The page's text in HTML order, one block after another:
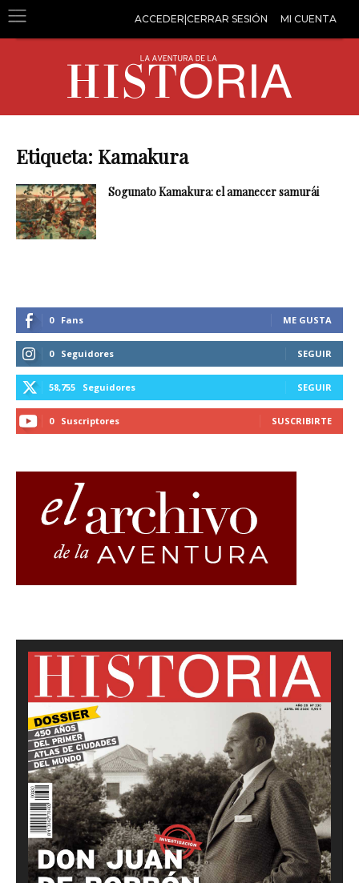
ACCEDER|CERRAR SESIÓN MI CUENTA
Etiqueta: Kamakura
Sogunato Kamakura: el amanecer samurái
0 Fans ME GUSTA
0 Seguidores SEGUIR
58,755 Seguidores SEGUIR
0 Suscriptores SUSCRIBIRTE